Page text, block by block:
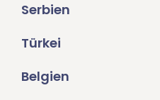
Serbien
Türkei
Belgien